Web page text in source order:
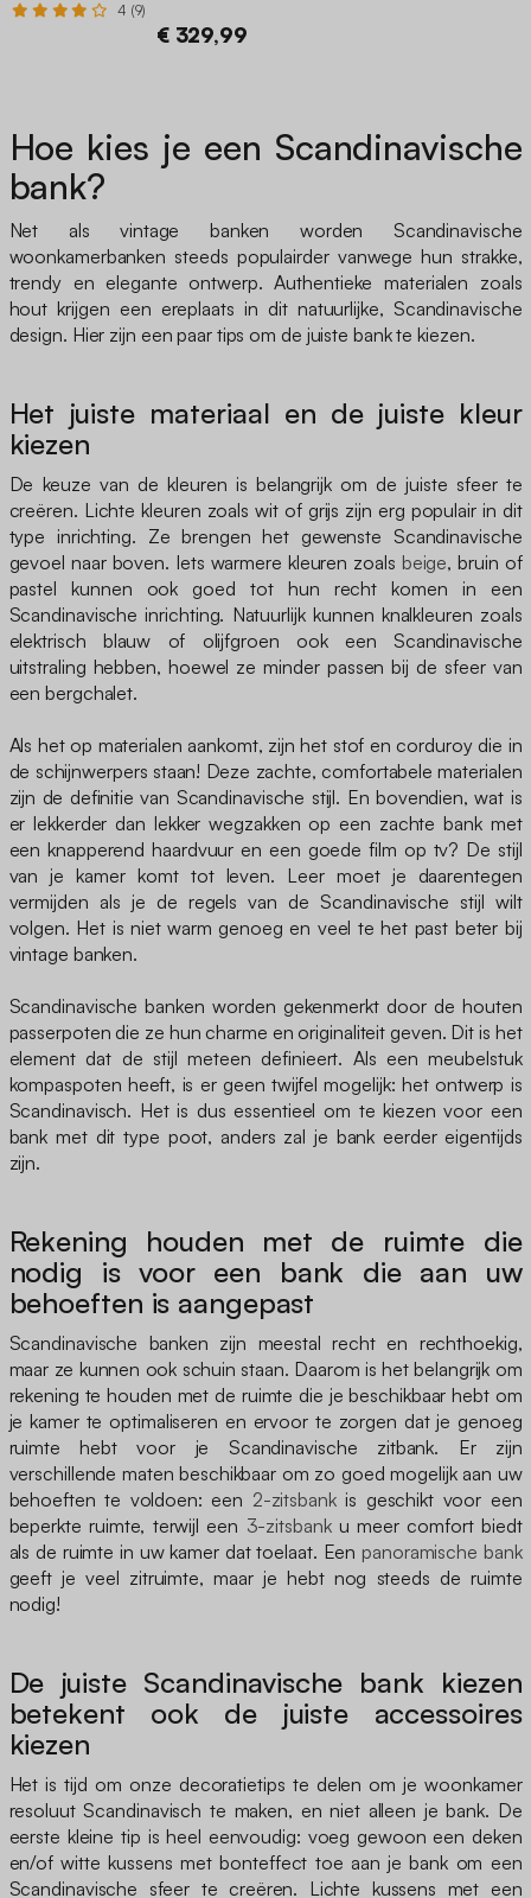
4 (9)
€ 329,99
Hoe kies je een Scandinavische
bank?
Net als vintage banken worden Scandinavische
woonkamerbanken steeds populairder vanwege hun strakke,
trendy en elegante ontwerp. Authentieke materialen zoals
hout krijgen een ereplaats in dit natuurlijke, Scandinavische
design. Hier zijn een paar tips om de juiste bank te kiezen.
Het juiste materiaal en de juiste kleur
kiezen
De keuze van de kleuren is belangrijk om de juiste sfeer te
creëren. Lichte kleuren zoals wit of grijs zijn erg populair in dit
type inrichting. Ze brengen het gewenste Scandinavische
gevoel naar boven. Iets warmere kleuren zoals beige, bruin of
pastel kunnen ook goed tot hun recht komen in een
Scandinavische inrichting. Natuurlijk kunnen knalkleuren zoals
elektrisch blauw of olijfgroen ook een Scandinavische
uitstraling hebben, hoewel ze minder passen bij de sfeer van
een bergchalet.
Als het op materialen aankomt, zijn het stof en corduroy die in
de schijnwerpers staan! Deze zachte, comfortabele materialen
zijn de definitie van Scandinavische stijl. En bovendien, wat is
er lekkerder dan lekker wegzakken op een zachte bank met
een knapperend haardvuur en een goede film op tv? De stijl
van je kamer komt tot leven. Leer moet je daarentegen
vermijden als je de regels van de Scandinavische stijl wilt
volgen. Het is niet warm genoeg en veel te het past beter bij
vintage banken.
Scandinavische banken worden gekenmerkt door de houten
passerpoten die ze hun charme en originaliteit geven. Dit is het
element dat de stijl meteen definieert. Als een meubelstuk
kompaspoten heeft, is er geen twijfel mogelijk: het ontwerp is
Scandinavisch. Het is dus essentieel om te kiezen voor een
bank met dit type poot, anders zal je bank eerder eigentijds
zijn.
Rekening houden met de ruimte die
nodig is voor een bank die aan uw
behoeften is aangepast
Scandinavische banken zijn meestal recht en rechthoekig,
maar ze kunnen ook schuin staan. Daarom is het belangrijk om
rekening te houden met de ruimte die je beschikbaar hebt om
je kamer te optimaliseren en ervoor te zorgen dat je genoeg
ruimte hebt voor je Scandinavische zitbank. Er zijn
verschillende maten beschikbaar om zo goed mogelijk aan uw
behoeften te voldoen: een 2-zitsbankis geschikt voor een
beperkte ruimte, terwijl een 3-zitsbanku meer comfort biedt
als de ruimte in uw kamer dat toelaat. Een panoramische bank
geeft je veel zitruimte, maar je hebt nog steeds de ruimte
nodig!
De juiste Scandinavische bank kiezen
betekent ook de juiste accessoires
kiezen
Het is tijd om onze decoratietips te delen om je woonkamer
resoluut Scandinavisch te maken, en niet alleen je bank. De
eerste kleine tip is heel eenvoudig: voeg gewoon een deken
en/of witte kussens met bonteffect toe aan je bank om een
Scandinavische sfeer te creëren. Lichte kussens met een